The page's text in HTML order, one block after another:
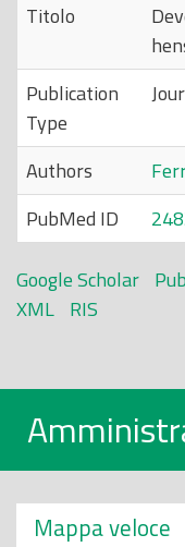
Titolo
Publication
Type
Authors
PubMed ID
Google Scholar
XML RIS
Mappa veloce